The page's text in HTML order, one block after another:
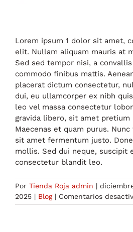
Lorem ipsum 1 dolor sit amet,
elit. Nullam aliquam mauris at
Sed sed tempor nisi, a
commodo finibus mattis.
placerat dictum consectetur,
dui, eu ullamcorper ex nibh
leo vel massa consectetur
gravida libero, sit amet pretium
Maecenas et quam purus.
sit amet fermentum justo.
mollis. Sed dui neque, suscipit
consectetur blandit leo.
Por Tienda Roja admin |
2025 | Blog | Comentarios